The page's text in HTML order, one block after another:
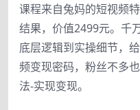
课程来自兔妈的短视频
结果，价值2499元。千
底层逻辑到实操细节，
频变现密码，粉丝不多
法-实现变现。